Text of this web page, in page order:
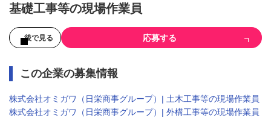
基礎工事等の現場作業員
後で見る 応募する
この企業の募集情報
株式会社オミガワ（日栄商事グループ）| 土木工事等の現場作業員
株式会社オミガワ（日栄商事グループ）| 外構工事等の現場作業員